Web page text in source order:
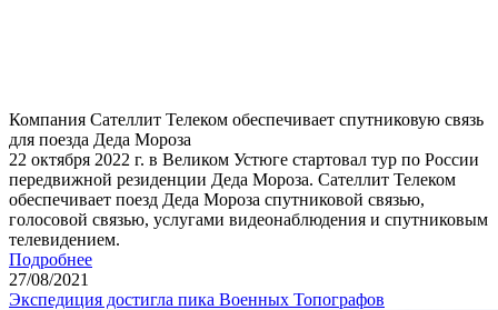
Компания Сателлит Телеком обеспечивает спутниковую связь
для поезда Деда Мороза
22 октября 2022 г. в Великом Устюге стартовал тур по России
передвижной резиденции Деда Мороза. Сателлит Телеком
обеспечивает поезд Деда Мороза спутниковой связью,
голосовой связью, услугами видеонаблюдения и спутниковым
телевидением.
Подробнее
27/08/2021
Экспедиция достигла пика Военных Топографов